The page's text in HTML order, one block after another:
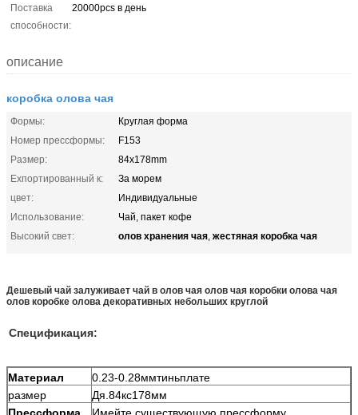
Поставка
способности:
20000pcs в день
описание
коробка олова чая
Формы:
Круглая форма
Номер прессформы:
F153
Размер:
84x178mm
Ехпортированный к:
За морем
цвет:
Индивидуальные
Использование:
Чай, пакет кофе
Высокий свет:
олов хранения чая, жестяная коробка чая
Дешевый чай залуживает чай в олов чая олов чая коробки олова чая
олов коробке олова декоративных небольших круглой
Спецификация:
Материал
0.23-0.28ммтиньплате
размер
Дя.84кс178мм